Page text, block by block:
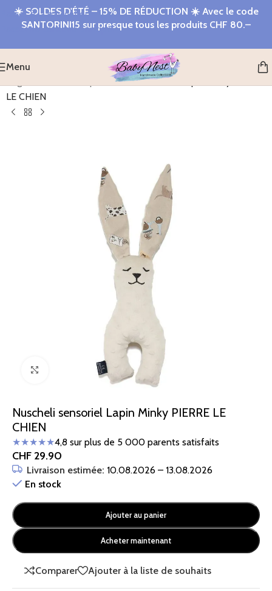
Passer à la navigation
Passer au contenu principal
☀️ SOLDES D'ÉTÉ – 15% DE RÉDUCTION ☀️ Avec le code
SANTORINI15 sur presque tous les produits CHF 80.–
Menu
Nuscheli sensoriel Lapin Minky PIERRE
LE CHIEN
Cliquez pour agrandir
Nuscheli sensoriel Lapin Minky PIERRE LE
CHIEN
★★★★★4,8 sur plus de 5 000 parents satisfaits
CHF 29.90
Livraison estimée: 10.08.2026 – 13.08.2026
En stock
Ajouter au panier
Acheter maintenant
Comparer Ajouter à la liste de souhaits